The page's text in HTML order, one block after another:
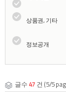
상품권, 기타
정보공개
글수 47 건 (5/5